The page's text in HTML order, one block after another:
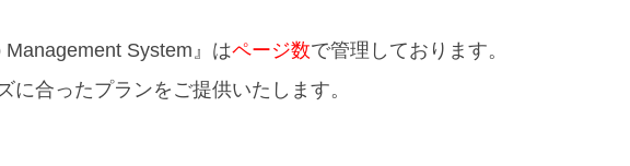
System』はページ数で管理しております。
に合ったプランをご提供いたします。